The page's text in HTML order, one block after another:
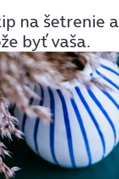
na šetrenie
byť vaša.